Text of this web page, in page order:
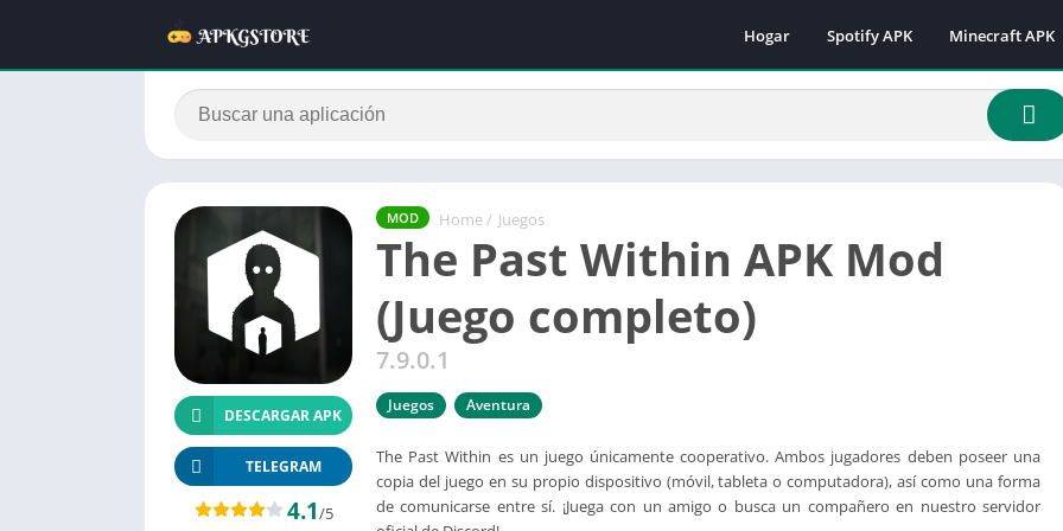
Hogar Spotify APK
Minecraft APK
Minecraft
Minecraft 1.18
Minecraft 1.18.2
Minecraft 1.19.0
MOD Home / Juegos
The Past Within APK Mod
(Juego completo)
7.9.0.1
Juegos Aventura
The Past Within es un juego únicamente cooperativo. Ambos jugadores deben poseer una
copia del juego en su propio dispositivo (móvil, tableta o computadora), así como una forma
de comunicarse entre sí. ¡Juega con un amigo o busca un compañero en nuestro servidor
DESCARGAR APK
TELEGRAM
4.1/5